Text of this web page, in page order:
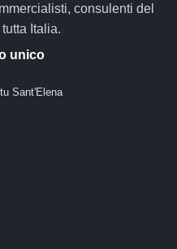
consulenti del
Italia.
unico
Sant'Elena